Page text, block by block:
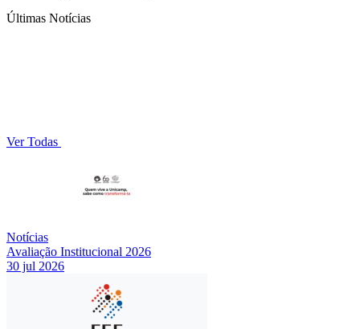
Últimas Notícias
Ver Todas
Notícias
Avaliação Institucional 2026
30 jul 2026